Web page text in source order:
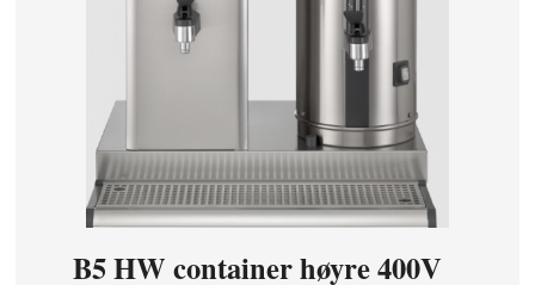
B5 HW container høyre 400V